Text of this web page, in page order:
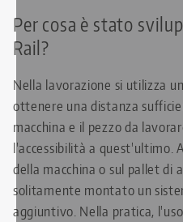
Per cosa è stato
Rail?
Nella lavorazione si utilizza
ottenere una distanza
macchina e il pezzo da
l'accessibilità a quest'ultimo.
della macchina o sul pallet di
solitamente montato un
aggiuntivo. Nella pratica,